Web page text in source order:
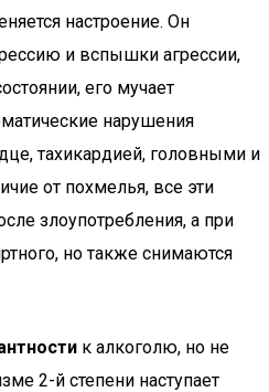
настроение. Он
и вспышки агрессии,
его мучает
нарушения
тахикардией, головными и
от похмелья, все эти
злоупотребления, а при
но также снимаются
к алкоголю, но не
2-й степени наступает